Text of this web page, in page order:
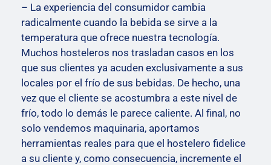
– La experiencia del consumidor cambia
radicalmente cuando la bebida se sirve a la
temperatura que ofrece nuestra tecnología.
Muchos hosteleros nos trasladan casos en los
que sus clientes ya acuden exclusivamente a sus
locales por el frío de sus bebidas. De hecho, una
vez que el cliente se acostumbra a este nivel de
frío, todo lo demás le parece caliente. Al final, no
solo vendemos maquinaria, aportamos
herramientas reales para que el hostelero fidelice
a su cliente y, como consecuencia, incremente el